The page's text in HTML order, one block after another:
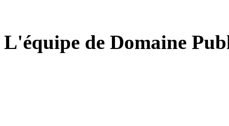
L'équipe de Domaine